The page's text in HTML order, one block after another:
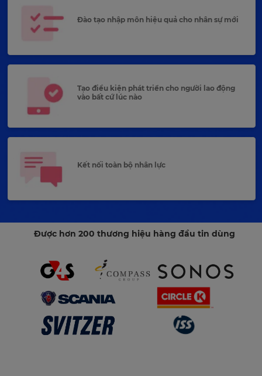
Đào tạo nhập môn hiệu quả cho nhân sự mới
Tạo điều kiện phát triển cho người lao động
vào bất cứ lúc nào
Kết nối toàn bộ nhân lực
Được hơn 200 thương hiệu hàng đầu tin dùng